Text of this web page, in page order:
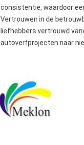
consistentie, waardoor
Vertrouwen in de
liefhebbers vertrouwd
autoverfprojecten naar